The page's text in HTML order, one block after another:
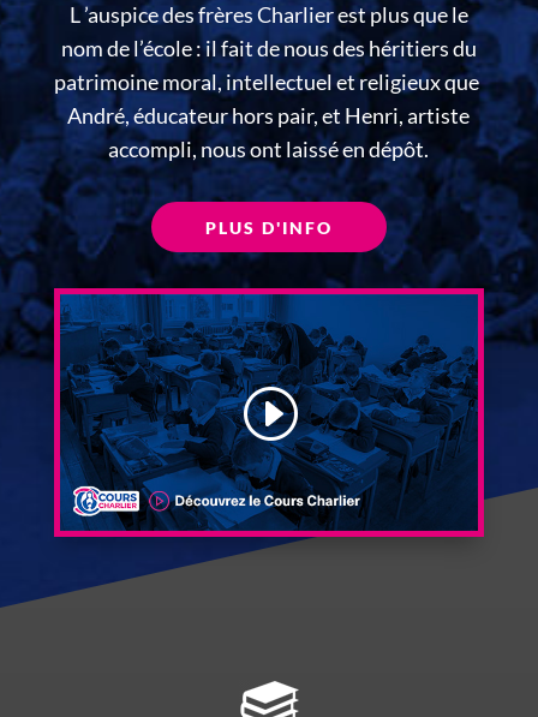
L ’auspice des frères Charlier est plus que le
nom de l’école : il fait de nous des héritiers du
patrimoine moral, intellectuel et religieux que
André, éducateur hors pair, et Henri, artiste
accompli, nous ont laissé en dépôt.
PLUS D'INFO